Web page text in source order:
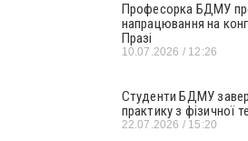
Професорка БДМУ
напрацювання на
Празі
10.07.2026 12:26
Студенти БДМУ
практику з фізичної
22.07.2026 15:20